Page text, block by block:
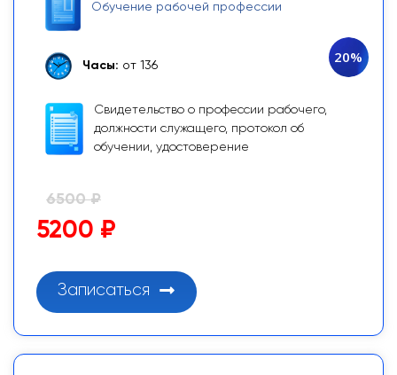
Обучение рабочей профессии
Часы: от 136
Свидетельство о профессии рабочего,
должности служащего, протокол об
обучении, удостоверение
20%
6500 ₽
5200 ₽
Записаться